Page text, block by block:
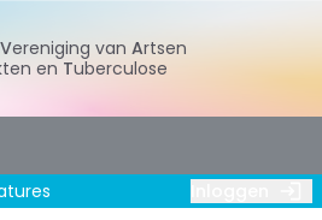
Vereniging van
Artsen
en Tuberculose